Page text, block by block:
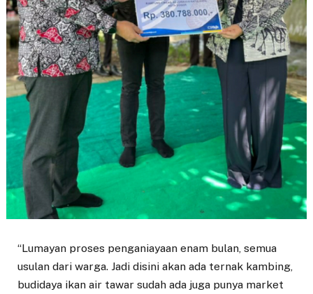
“Lumayan proses penganiayaan enam bulan, semua
usulan dari warga. Jadi disini akan ada ternak kambing,
budidaya ikan air tawar sudah ada juga punya market